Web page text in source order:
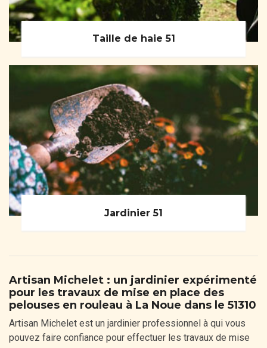
Taille de haie 51
Jardinier 51
Artisan Michelet : un jardinier expérimenté
pour les travaux de mise en place des
pelouses en rouleau à La Noue dans le 51310
Artisan Michelet est un jardinier professionnel à qui vous
pouvez faire confiance pour effectuer les travaux de mise